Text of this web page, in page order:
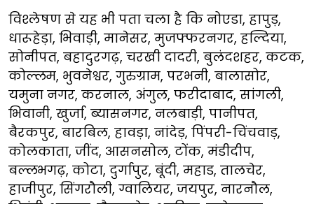
विश्लेषण से यह भी पता चला है कि नोएडा, हापुड़,
धारूहेड़ा, भिवाड़ी, मानेसर, मुजफ्फरनगर, हल्दिया,
सोनीपत, बहादुरगढ़, चरखी दादरी, बुलंदशहर, कटक,
कोल्लम, भुवनेश्वर, गुरुग्राम, परभनी, बालासोर,
यमुना नगर, करनाल, अंगुल, फरीदाबाद, सांगली,
भिवानी, खुर्जा, ब्यासनगर, नलबाड़ी, पानीपत,
बैरकपुर, बारबिल, हावड़ा, नांदेड़, पिंपरी-चिंचवाड़,
कोलकाता, जींद, आसनसोल, टोंक, मंडीदीप,
बल्लभगढ़, कोटा, दुर्गापुर, बूंदी, महाड, तालचेर,
हाजीपुर, सिंगरौली, ग्वालियर, जयपुर, नारनौल,